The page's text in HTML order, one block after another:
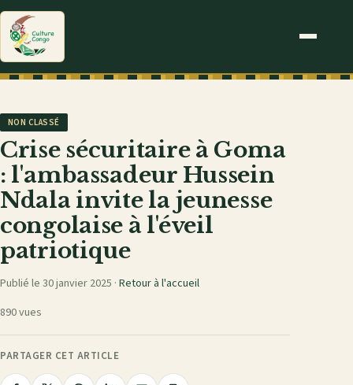
NON CLASSÉ
Crise sécuritaire à Goma
: l'ambassadeur Hussein
Ndala invite la jeunesse
congolaise à l'éveil
patriotique
Publié le 30 janvier 2025 · Retour à l'accueil
890 vues
PARTAGER CET ARTICLE